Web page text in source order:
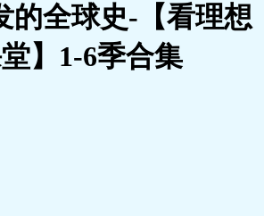
的全球史-【看理想
】1-6季合集